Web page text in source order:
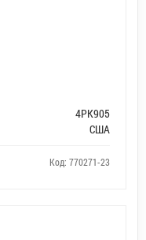
4PK905
США
Код: 770271-23